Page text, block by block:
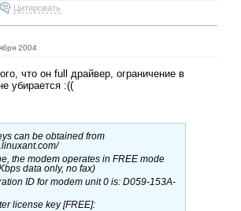
Цитировать
2004
что он full драйвер, ограничение в
убирается :((
can be obtained from
the modem operates in FREE mode
data only, no fax)
ID for modem unit 0 is: D059-153A-
license key [FREE]: